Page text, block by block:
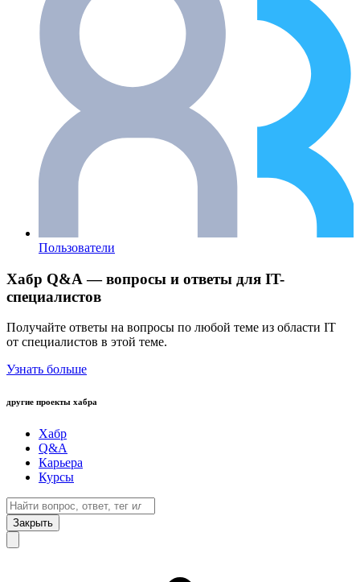
Пользователи
Хабр Q&A — вопросы и ответы для IT-
специалистов
Получайте ответы на вопросы по любой теме из области IT
от специалистов в этой теме.
Узнать больше
другие проекты хабра
Хабр
Q&A
Карьера
Курсы
Закрыть